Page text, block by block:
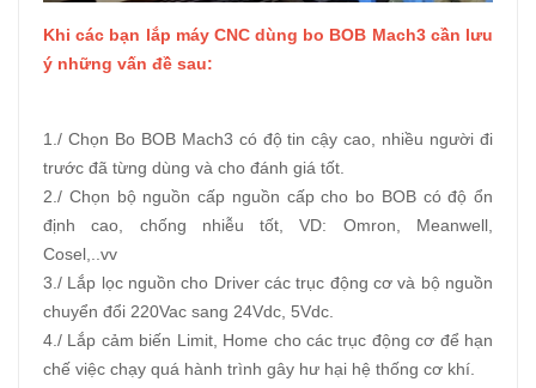
Khi các bạn lắp máy CNC dùng bo BOB Mach3 cần lưu
ý những vấn đề sau:
1./ Chọn Bo BOB Mach3 có độ tin cậy cao, nhiều người đi
trước đã từng dùng và cho đánh giá tốt.
2./ Chọn bộ nguồn cấp nguồn cấp cho bo BOB có độ ổn
định cao, chống nhiễu tốt, VD: Omron, Meanwell,
Cosel,..vv
3./ Lắp lọc nguồn cho Driver các trục động cơ và bộ nguồn
chuyển đổi 220Vac sang 24Vdc, 5Vdc.
4./ Lắp cảm biến Limit, Home cho các trục động cơ để hạn
chế việc chạy quá hành trình gây hư hại hệ thống cơ khí.